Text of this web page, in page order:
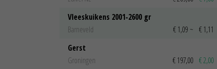
Vleeskuikens 2001-2600 gr
Barneveld
€ 1,09 ~ € 1,11
Gerst
Groningen
€ 197,00 € 2,00